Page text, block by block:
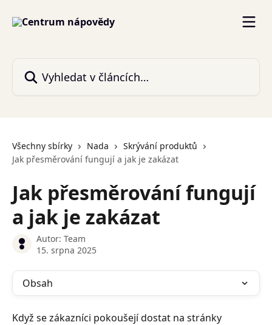
Všechny sbírky Nada
Skrývání produktů
Jak přesměrování fungují a jak je zakázat
Jak přesměrování fungují
a jak je zakázat
Autor: Team
15. srpna 2025
Obsah
Když se zákazníci pokoušejí dostat na stránky